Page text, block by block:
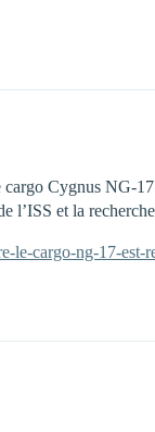
Cygnus NG-
l’ISS et la
le-cargo-ng-17-est-